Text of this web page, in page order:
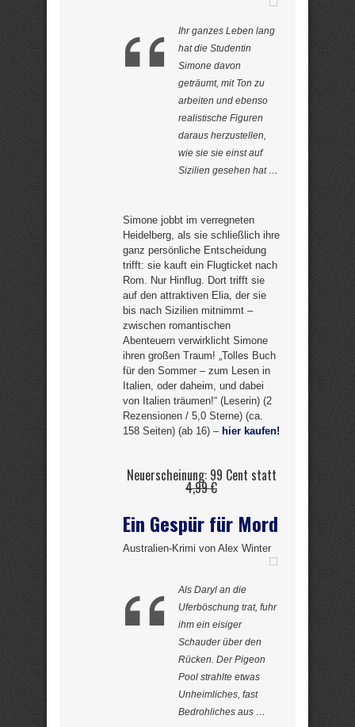
Ihr ganzes Leben lang
hat die Studentin
Simone davon
geträumt, mit Ton zu
arbeiten und ebenso
realistische Figuren
daraus herzustellen,
wie sie sie einst auf
Sizilien gesehen hat …
Simone jobbt im verregneten
Heidelberg, als sie schließlich ihre
ganz persönliche Entscheidung
trifft: sie kauft ein Flugticket nach
Rom. Nur Hinflug. Dort trifft sie
auf den attraktiven Elia, der sie
bis nach Sizilien mitnimmt –
zwischen romantischen
Abenteuern verwirklicht Simone
ihren großen Traum! „Tolles Buch
für den Sommer – zum Lesen in
Italien, oder daheim, und dabei
von Italien träumen!“ (Leserin) (2
Rezensionen / 5,0 Sterne) (ca.
158 Seiten) (ab 16) – hier kaufen!
Neuerscheinung: 99 Cent statt
4,99 €
Ein Gespür für Mord
Australien-Krimi von Alex Winter
Als Daryl an die
Uferböschung trat, fuhr
ihm ein eisiger
Schauder über den
Rücken. Der Pigeon
Pool strahlte etwas
Unheimliches, fast
Bedrohliches aus …